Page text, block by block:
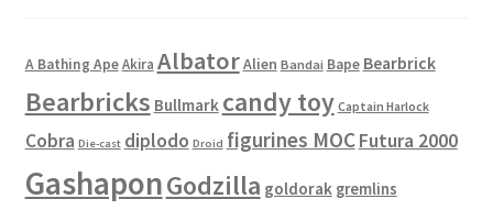
A Bathing Ape Akira AlbatorAlien Bandai Bape Bearbrick
Bearbricks Bullmark candy toy Captain Harlock
Cobra Die-cast diplodo Droid figurines MOCFutura 2000
GashaponGodzilla goldorak gremlins